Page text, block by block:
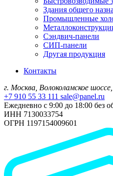
Здания общего
Промышленные
Сэндвич-панели
СИП-панели
Другая продукция
Контакты
г. Москва, Волоколамское
+7 910 55 33 111 sale@panel.ru
Ежедневно с 9:00 до 18:00 без
ИНН 7130033754
ОГРН 1197154009601